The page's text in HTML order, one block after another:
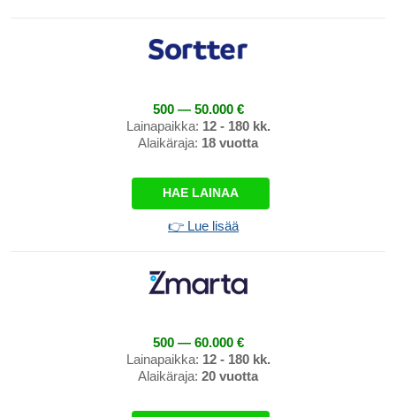
500 — 50.000 €
Lainapaikka: 12 - 180 kk.
Alaikäraja: 18 vuotta
HAE LAINAA
👉 Lue lisää
500 — 60.000 €
Lainapaikka: 12 - 180 kk.
Alaikäraja: 20 vuotta